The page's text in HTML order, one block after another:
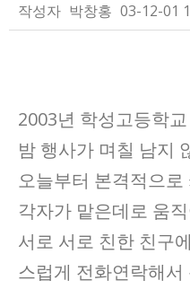
작성자 박창홍 03-12-01
2003년 학성고등학
밤 행사가 며칠 남지
오늘부터 본격적으
각자가 맡은데로 움
서로 서로 친한 친구
스럽게 전화연락해